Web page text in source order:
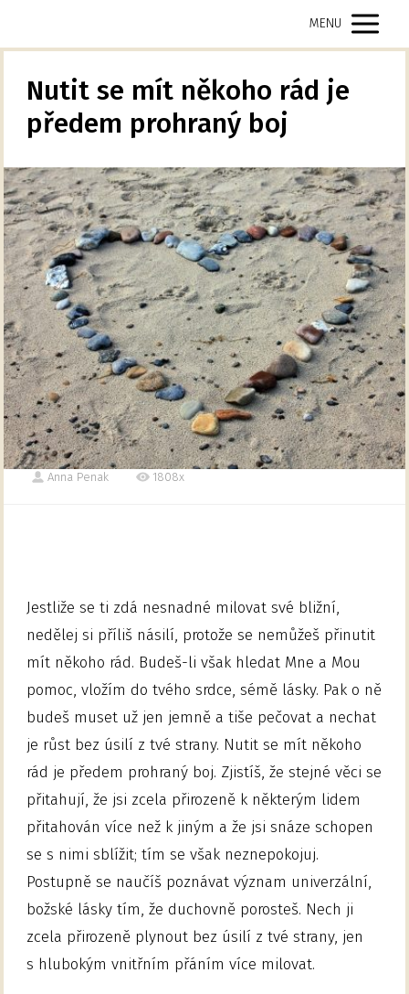
MENU
Nutit se mít někoho rád je
předem prohraný boj
Anna Penak 1808x
Jestliže se ti zdá nesnadné milovat své bližní,
nedělej si příliš násilí, protože se nemůžeš přinutit
mít někoho rád. Budeš-li však hledat Mne a Mou
pomoc, vložím do tvého srdce, sémě lásky. Pak o ně
budeš muset už jen jemně a tiše pečovat a nechat
je růst bez úsilí z tvé strany. Nutit se mít někoho
rád je předem prohraný boj. Zjistíš, že stejné věci se
přitahují, že jsi zcela přirozeně k některým lidem
přitahován více než k jiným a že jsi snáze schopen
se s nimi sblížit; tím se však neznepokojuj.
Postupně se naučíš poznávat význam univerzální,
božské lásky tím, že duchovně porosteš. Nech ji
zcela přirozeně plynout bez úsilí z tvé strany, jen
s hlubokým vnitřním přáním více milovat.